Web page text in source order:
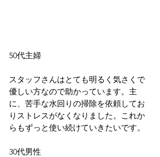
50代主婦
スタッフさんはとても明るく気さくで
優しい方なので助かっています。主
に、苦手な水回りの掃除を依頼してお
りストレスがなくなりました。これか
らもずっと使い続けていきたいです。
30代男性